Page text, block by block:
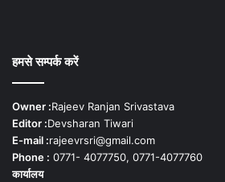
हमसे सम्पर्क करें
Owner :Rajeev Ranjan Srivastava
Editor :Devsharan Tiwari
E-mail :rajeevrsri@gmail.com
Phone : 0771- 4077750, 0771-4077760
कार्यालय